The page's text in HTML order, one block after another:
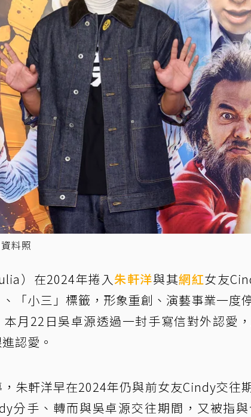
料照
）在2024年捲入朱軒洋與其網紅女友
「小三」標籤，形象重創、演藝事業一度
月22日吳卓源透過一封手寫信對外認愛
認愛。
，朱軒洋早在2024年仍與前女友Cindy交往
分手、轉而與吳卓源交往期間，又被指